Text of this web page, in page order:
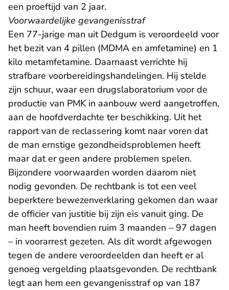
een proeftijd van 2 jaar.
Voorwaardelijke gevangenisstraf
Een 77-jarige man uit Dedgum is veroordeeld voor
het bezit van 4 pillen (MDMA en amfetamine) en 1
kilo metamfetamine. Daarnaast verrichte hij
strafbare voorbereidingshandelingen. Hij stelde
zijn schuur, waar een drugslaboratorium voor de
productie van PMK in aanbouw werd aangetroffen,
aan de hoofdverdachte ter beschikking. Uit het
rapport van de reclassering komt naar voren dat
de man ernstige gezondheidsproblemen heeft
maar dat er geen andere problemen spelen.
Bijzondere voorwaarden worden daarom niet
nodig gevonden. De rechtbank is tot een veel
beperktere bewezenverklaring gekomen dan waar
de officier van justitie bij zijn eis vanuit ging. De
man heeft bovendien ruim 3 maanden – 97 dagen
– in voorarrest gezeten. Als dit wordt afgewogen
tegen de andere veroordeelden dan heeft er al
genoeg vergelding plaatsgevonden. De rechtbank
legt aan hem een gevangenisstraf op van 187